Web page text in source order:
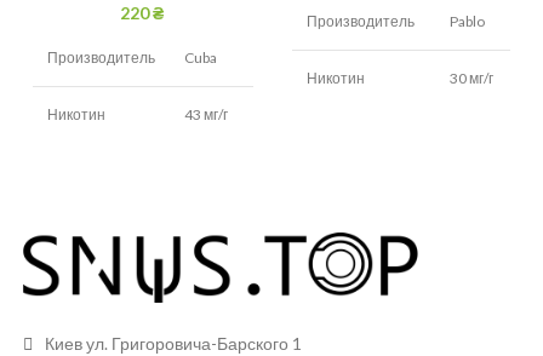
220₴
Производитель Cuba
Никотин 43 мг/г
Вид снюса
черном
пакетике)
пакетиков
Производитель Pablo
Никотин 30 мг/г
Грамм в банке
Киев ул. Григоровича-Барского 1